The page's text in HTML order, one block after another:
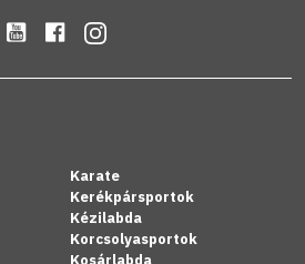
Karate
Kerékpársportok
Kézilabda
Korcsolyasportok